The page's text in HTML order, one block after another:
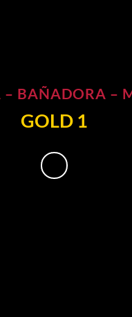
– BAÑADORA –
GOLD 1